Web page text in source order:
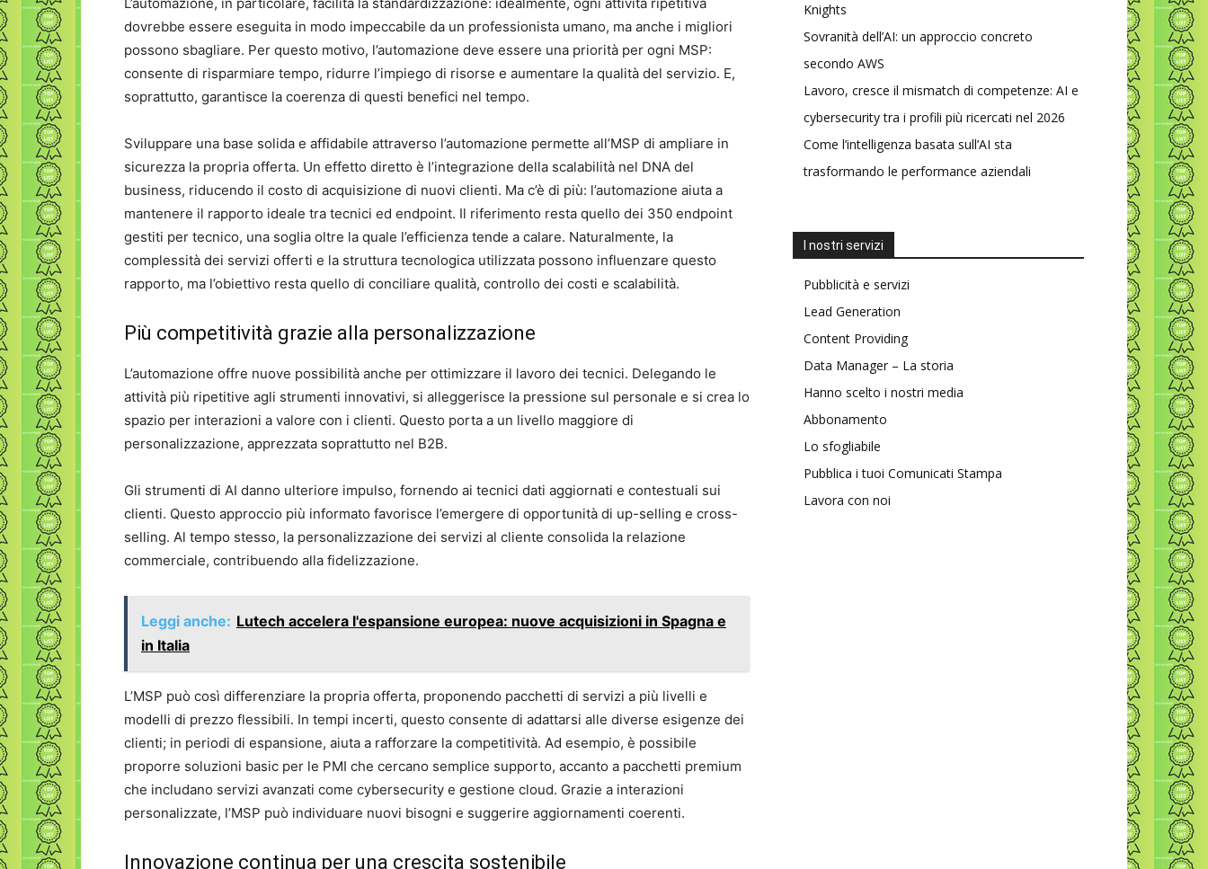
dovrebbe essere eseguita in modo impeccabile da un professionista umano, ma anche i migliori
possono sbagliare. Per questo motivo, l’automazione deve essere una priorità per ogni MSP:
consente di risparmiare tempo, ridurre l’impiego di risorse e aumentare la qualità del servizio. E,
soprattutto, garantisce la coerenza di questi benefici nel tempo.
Sviluppare una base solida e affidabile attraverso l’automazione permette all’MSP di ampliare in
sicurezza la propria offerta. Un effetto diretto è l’integrazione della scalabilità nel DNA del
business, riducendo il costo di acquisizione di nuovi clienti. Ma c’è di più: l’automazione aiuta a
mantenere il rapporto ideale tra tecnici ed endpoint. Il riferimento resta quello dei 350 endpoint
gestiti per tecnico, una soglia oltre la quale l’efficienza tende a calare. Naturalmente, la
complessità dei servizi offerti e la struttura tecnologica utilizzata possono influenzare questo
rapporto, ma l’obiettivo resta quello di conciliare qualità, controllo dei costi e scalabilità.
Più competitività grazie alla personalizzazione
L’automazione offre nuove possibilità anche per ottimizzare il lavoro dei tecnici. Delegando le
attività più ripetitive agli strumenti innovativi, si alleggerisce la pressione sul personale e si crea lo
spazio per interazioni a valore con i clienti. Questo porta a un livello maggiore di
personalizzazione, apprezzata soprattutto nel B2B.
Gli strumenti di AI danno ulteriore impulso, fornendo ai tecnici dati aggiornati e contestuali sui
clienti. Questo approccio più informato favorisce l’emergere di opportunità di up-selling e cross-
selling. Al tempo stesso, la personalizzazione dei servizi al cliente consolida la relazione
commerciale, contribuendo alla fidelizzazione.
Leggi anche: Lutech accelera l'espansione europea: nuove acquisizioni in Spagna e
in Italia
L’MSP può così differenziare la propria offerta, proponendo pacchetti di servizi a più livelli e
modelli di prezzo flessibili. In tempi incerti, questo consente di adattarsi alle diverse esigenze dei
clienti; in periodi di espansione, aiuta a rafforzare la competitività. Ad esempio, è possibile
proporre soluzioni basic per le PMI che cercano semplice supporto, accanto a pacchetti premium
che includano servizi avanzati come cybersecurity e gestione cloud. Grazie a interazioni
personalizzate, l’MSP può individuare nuovi bisogni e suggerire aggiornamenti coerenti.
Innovazione continua per una crescita sostenibile
Knights
Sovranità dell’AI: un approccio concreto
secondo AWS
Lavoro, cresce il mismatch di competenze: AI e
cybersecurity tra i profili più ricercati nel 2026
Come l’intelligenza basata sull’AI sta
trasformando le performance aziendali
I nostri servizi
Pubblicità e servizi
Lead Generation
Content Providing
Data Manager – La storia
Hanno scelto i nostri media
Abbonamento
Lo sfogliabile
Pubblica i tuoi Comunicati Stampa
Lavora con noi